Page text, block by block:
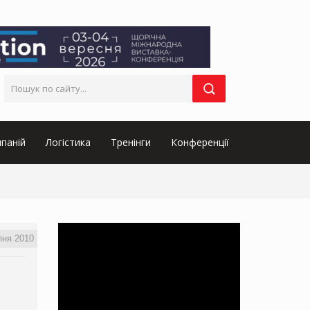
Логістика Тренінги Конференції
2010